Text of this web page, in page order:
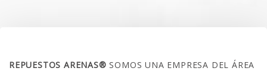
REPUESTOS ARENAS®SOMOS UNA EMPRESA DEL ÁREA